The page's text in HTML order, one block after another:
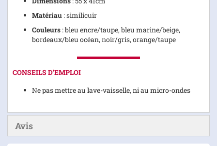
Matériau : similicuir
Couleurs : bleu encre/taupe, bleu marine/beige,
bordeaux/bleu océan, noir/gris, orange/taupe
CONSEILS D'EMPLOI
Ne pas mettre au lave-vaisselle, ni au micro-ondes
Avis